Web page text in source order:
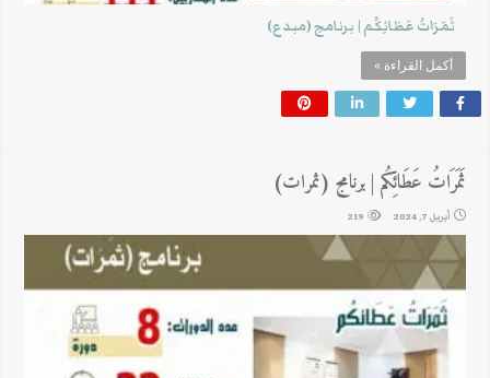
ثَمَرَاتُ عَطَائِكُم | برنامج (مبدع)
أكمل القراءة »
ثَمَرَاتُ عَطَائِكُم | برنامج (ثمرات)
أبريل 7, 2024 219